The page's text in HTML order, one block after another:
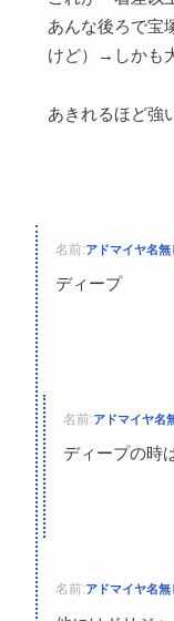
あんな後ろで宝
けど）→しかも
あきれるほど強
名前:アドマイヤ名無
ディープ
名前:アドマイヤ名
ディープの時
名前:アドマイヤ名無